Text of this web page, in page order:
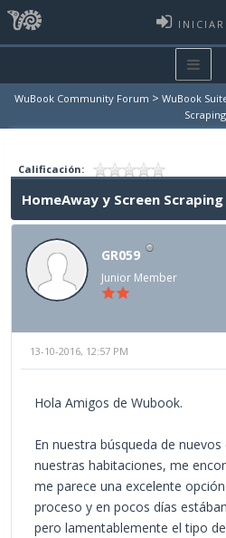
WuBook Community Forum > WuBook
Scraping
Calificación:
HomeAway y Screen Scraping
GR059
Junior Member
13-10-2016, 12:57 PM
Hola Amigos de Wubook.
En nuestra búsqueda de
nuestras habitaciones, me
me parece una excelente
proceso y en pocos días
pero lamentablemente el tipo